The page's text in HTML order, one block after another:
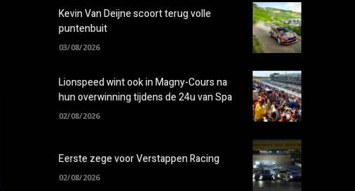
Kevin Van Deijne scoort terug volle
puntenbuit
03/08/2026
Lionspeed wint ook in Magny-Cours na
hun overwinning tijdens de 24u van Spa
02/08/2026
Eerste zege voor Verstappen Racing
02/08/2026